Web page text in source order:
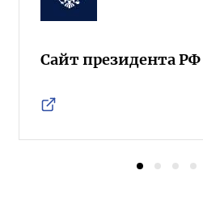
Сайт президента РФ